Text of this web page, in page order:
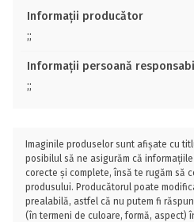
Informații producător
;;
Informații persoană
;;
Imaginile produselor sunt afișate cu
posibilul să ne asigurăm că
corecte și complete, însă te rugăm să
produsului. Producătorul poate
prealabilă, astfel că nu putem fi
(în termeni de culoare, formă, aspect)